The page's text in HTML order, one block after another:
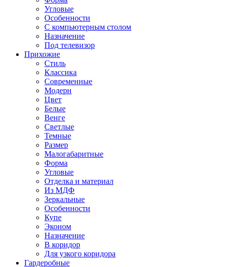
Угловые
Особенности
С компьютерным столом
Назначение
Под телевизор
Прихожие
Стиль
Классика
Современные
Модерн
Цвет
Белые
Венге
Светлые
Темные
Размер
Малогабаритные
Форма
Угловые
Отделка и материал
Из МДФ
Зеркальные
Особенности
Купе
Эконом
Назначение
В коридор
Для узкого коридора
Гардеробные